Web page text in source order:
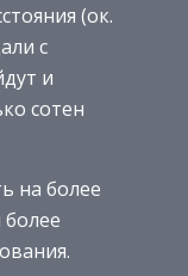
(ок.
с
и
сотен
на более